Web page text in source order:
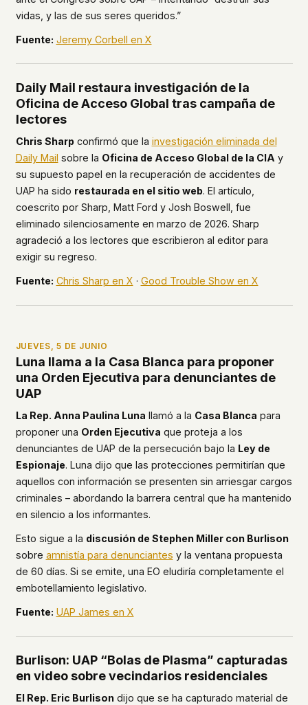
vidas, y las de sus seres queridos.”
Fuente: Jeremy Corbell en X
Daily Mail restaura investigación de la
Oficina de Acceso Global tras campaña de
lectores
Chris Sharp confirmó que la investigación eliminada del
Daily Mail sobre la Oficina de Acceso Global de la CIA y
su supuesto papel en la recuperación de accidentes de
UAP ha sido restaurada en el sitio web. El artículo,
coescrito por Sharp, Matt Ford y Josh Boswell, fue
eliminado silenciosamente en marzo de 2026. Sharp
agradeció a los lectores que escribieron al editor para
exigir su regreso.
Fuente: Chris Sharp en X · Good Trouble Show en X
JUEVES, 5 DE JUNIO
Luna llama a la Casa Blanca para proponer
una Orden Ejecutiva para denunciantes de
UAP
La Rep. Anna Paulina Luna llamó a la Casa Blanca para
proponer una Orden Ejecutiva que proteja a los
denunciantes de UAP de la persecución bajo la Ley de
Espionaje. Luna dijo que las protecciones permitirían que
aquellos con información se presenten sin arriesgar cargos
criminales – abordando la barrera central que ha mantenido
en silencio a los informantes.
Esto sigue a la discusión de Stephen Miller con Burlison
sobre amnistía para denunciantes y la ventana propuesta
de 60 días. Si se emite, una EO eludiría completamente el
embotellamiento legislativo.
Fuente: UAP James en X
Burlison: UAP “Bolas de Plasma” capturadas
en video sobre vecindarios residenciales
El Rep. Eric Burlisondijo que se ha capturado material de